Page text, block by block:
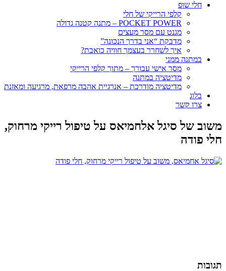
חלי שופ
קלפי הרייקי של חלי
POCKET POWER – מתנה קטנה גדולה
מגנט עם מסר מעצים
מדבקת “אני בדרך הנכונה”
איך לשחרר בעצמך חוויה כואבת?
במתנה ממני
מסר אישי עבורך – מתוך קלפי הרייקי
מדיטציה במתנה
מדיטציה מודרכת – אנרגיית אהבה מרפאת, מרגיעה ומאזנת
בלוג
צרו קשר
משוב של סיגל אלחמיאס על טיפול רייקי מרחוק,
חלי פודה
תגובות